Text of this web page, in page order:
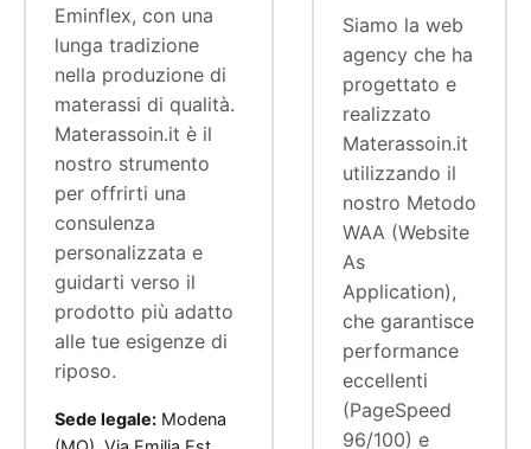
Eminflex, con una
lunga tradizione
nella produzione di
materassi di qualità.
Materassoin.it è il
nostro strumento
per offrirti una
consulenza
personalizzata e
guidarti verso il
prodotto più adatto
alle tue esigenze di
riposo.
Sede legale: Modena
Siamo la web
agency che ha
progettato e
realizzato
Materassoin.it
utilizzando il
nostro Metodo
WAA (Website
As
Application),
che garantisce
performance
eccellenti
(PageSpeed
96/100) e